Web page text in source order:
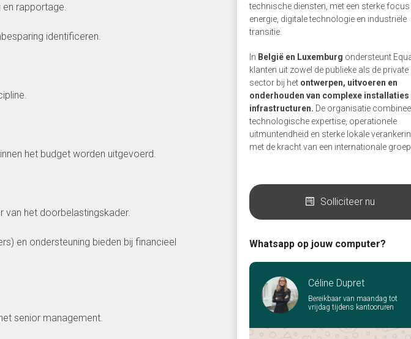
en rapportage.
identificeren.
het budget worden uitgevoerd.
van het doorbelastingskader.
en ondersteuning bieden bij financieel
senior management.
technische diensten, met een sterke
energie, digitale technologie en industriële
transitie.
In België en Luxemburg ondersteunt
klanten uit zowel de publieke als de private
sector bij het ontwerpen, uitvoeren en
onderhouden van complexe installaties
infrastructuren. De organisatie
technologische expertise, operationele
uitmuntendheid en sterke lokale
met de kracht van een internationale
Solliciteer nu
Whatsapp op jouw computer?
Céline Dupret
Bereikbaar van maandag tot
vrijdag tijdens kantooruren